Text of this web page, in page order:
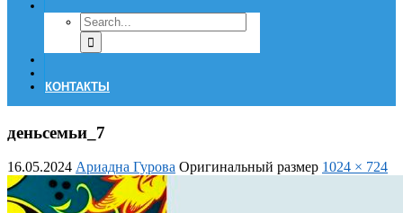
КОНТАКТЫ
деньсемьи_7
16.05.2024 Ариадна Гурова Оригинальный размер 1024 × 724